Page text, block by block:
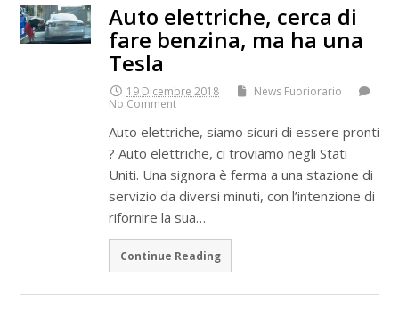
Auto elettriche, cerca di
fare benzina, ma ha una
Tesla
19 Dicembre 2018
News Fuoriorario
No Comment
Auto elettriche, siamo sicuri di essere pronti
? Auto elettriche, ci troviamo negli Stati
Uniti. Una signora è ferma a una stazione di
servizio da diversi minuti, con l’intenzione di
rifornire la sua…
Continue Reading